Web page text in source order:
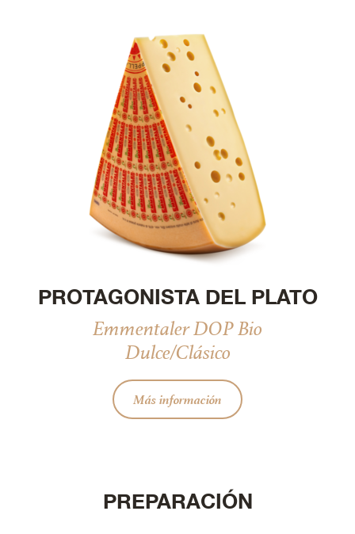
PROTAGONISTA DEL PLATO
Emmentaler DOP Bio
Dulce/Clásico
Más información
PREPARACIÓN